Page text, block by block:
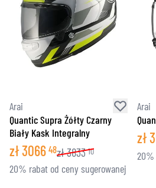
Arai
Quantic Supra Żółty Czarny
Biały Kask Integralny
zł3066 48zł3833 10
20% rabat od ceny sugerowanej
Arai
zł
20%